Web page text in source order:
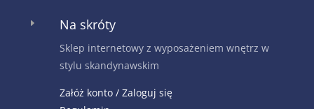
E Na skróty
Sklep internetowy z wyposażeniem wnętrz w
stylu skandynawskim
Załóż konto / Zaloguj się